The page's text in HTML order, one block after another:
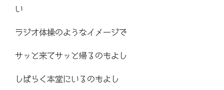
い
ラジオ体操のようなイメージで
サッと来てサッと帰るのもよし
しばらく本堂にいるのもよし